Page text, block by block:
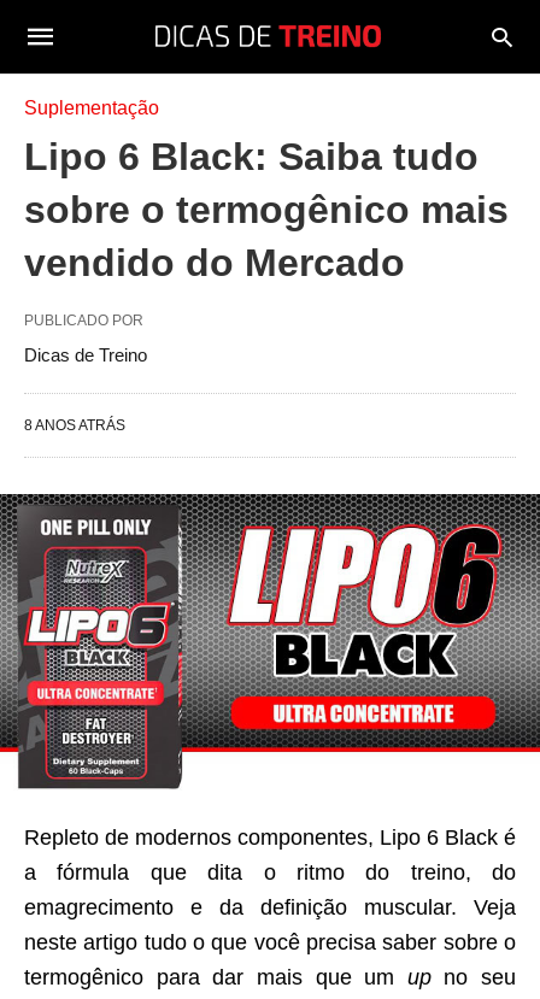
Suplementação
Lipo 6 Black: Saiba tudo
sobre o termogênico mais
vendido do Mercado
PUBLICADO POR
Dicas de Treino
8 ANOS ATRÁS
Repleto de modernos componentes, Lipo 6 Black é
a fórmula que dita o ritmo do treino, do
emagrecimento e da definição muscular. Veja
neste artigo tudo o que você precisa saber sobre o
termogênico para dar mais que um upno seu